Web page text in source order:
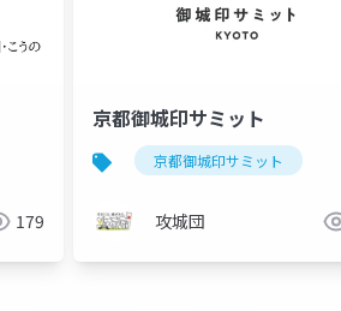
179
京都御城印サミット
京都御城印サミット
攻城団